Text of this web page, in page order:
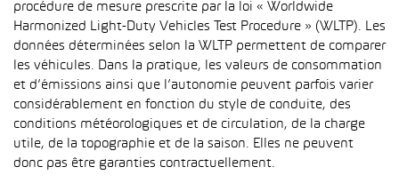
procédure de mesure prescrite par la loi « Worldwide
Harmonized Light-Duty Vehicles Test Procedure » (WLTP). Les
données déterminées selon la WLTP permettent de comparer
les véhicules. Dans la pratique, les valeurs de consommation
et d’émissions ainsi que l’autonomie peuvent parfois varier
considérablement en fonction du style de conduite, des
conditions météorologiques et de circulation, de la charge
utile, de la topographie et de la saison. Elles ne peuvent
donc pas être garanties contractuellement.